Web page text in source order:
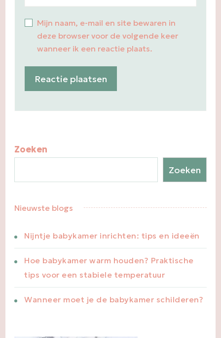
Mijn naam, e-mail en site bewaren in
deze browser voor de volgende keer
wanneer ik een reactie plaats.
Zoeken
Zoeken
Nieuwste blogs
Nijntje babykamer inrichten: tips en ideeën
Hoe babykamer warm houden? Praktische
tips voor een stabiele temperatuur
Wanneer moet je de babykamer schilderen?